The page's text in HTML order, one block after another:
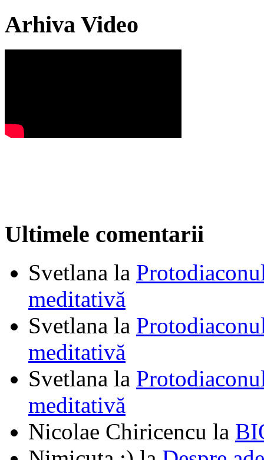
Arhiva Video
Ultimele comentarii
Svetlana la
meditativă
Svetlana la
meditativă
Svetlana la
meditativă
Nicolae Chiricencu la